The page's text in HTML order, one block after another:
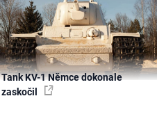
Tank KV-1 Němce dokonale
zaskočil